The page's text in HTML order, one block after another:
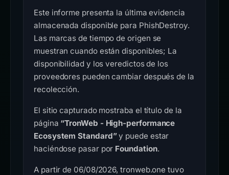
Este informe presenta la última evidencia
almacenada disponible para PhishDestroy.
Las marcas de tiempo de origen se
muestran cuando están disponibles; La
disponibilidad y los veredictos de los
proveedores pueden cambiar después de la
recolección.
El sitio capturado mostraba el título de la
página “TronWeb - High-performance
Ecosystem Standard”y puede estar
haciéndose pasar por Foundation.
A partir de 06/08/2026, tronweb.one tuvo